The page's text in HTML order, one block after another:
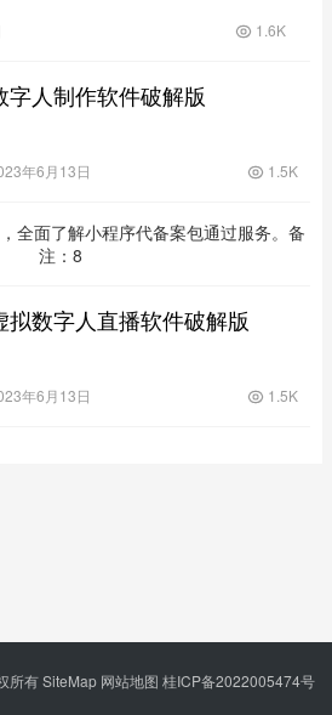
1.6K
字人制作软件破解版
年6月13日 1.5K
全面了解小程序代备案包通过服务。备
注：8
拟数字人直播软件破解版
年6月13日 1.5K
所有SiteMap 网站地图 桂ICP备2022005474号